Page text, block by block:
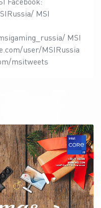
MSI
MSI
user/MSIRussia
msitweets